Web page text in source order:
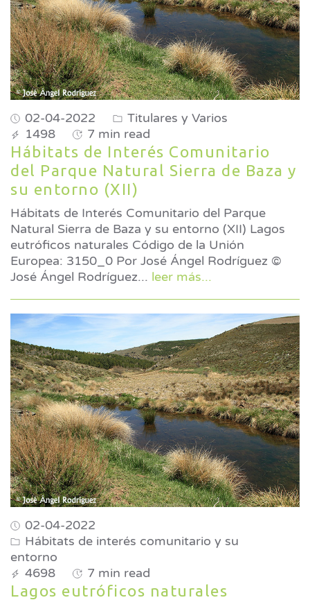
02-04-2022
Titulares y Varios
1498
7 min read
Hábitats de Interés Comunitario
del Parque Natural Sierra de Baza y
su entorno (XII)
Hábitats de Interés Comunitario del Parque
Natural Sierra de Baza y su entorno (XII) Lagos
eutróficos naturales Código de la Unión
Europea: 3150_0 Por José Ángel Rodríguez ©
José Ángel Rodríguez... leer más...
02-04-2022
Hábitats de interés comunitario y su
entorno
4698
7 min read
Lagos eutróficos naturales